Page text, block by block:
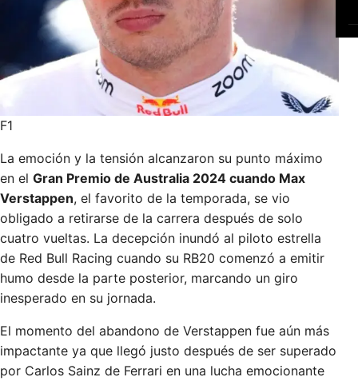
F1
La emoción y la tensión alcanzaron su punto máximo
en el Gran Premio de Australia 2024 cuando Max
Verstappen, el favorito de la temporada, se vio
obligado a retirarse de la carrera después de solo
cuatro vueltas. La decepción inundó al piloto estrella
de Red Bull Racing cuando su RB20 comenzó a emitir
humo desde la parte posterior, marcando un giro
inesperado en su jornada.
El momento del abandono de Verstappen fue aún más
impactante ya que llegó justo después de ser superado
por Carlos Sainz de Ferrari en una lucha emocionante